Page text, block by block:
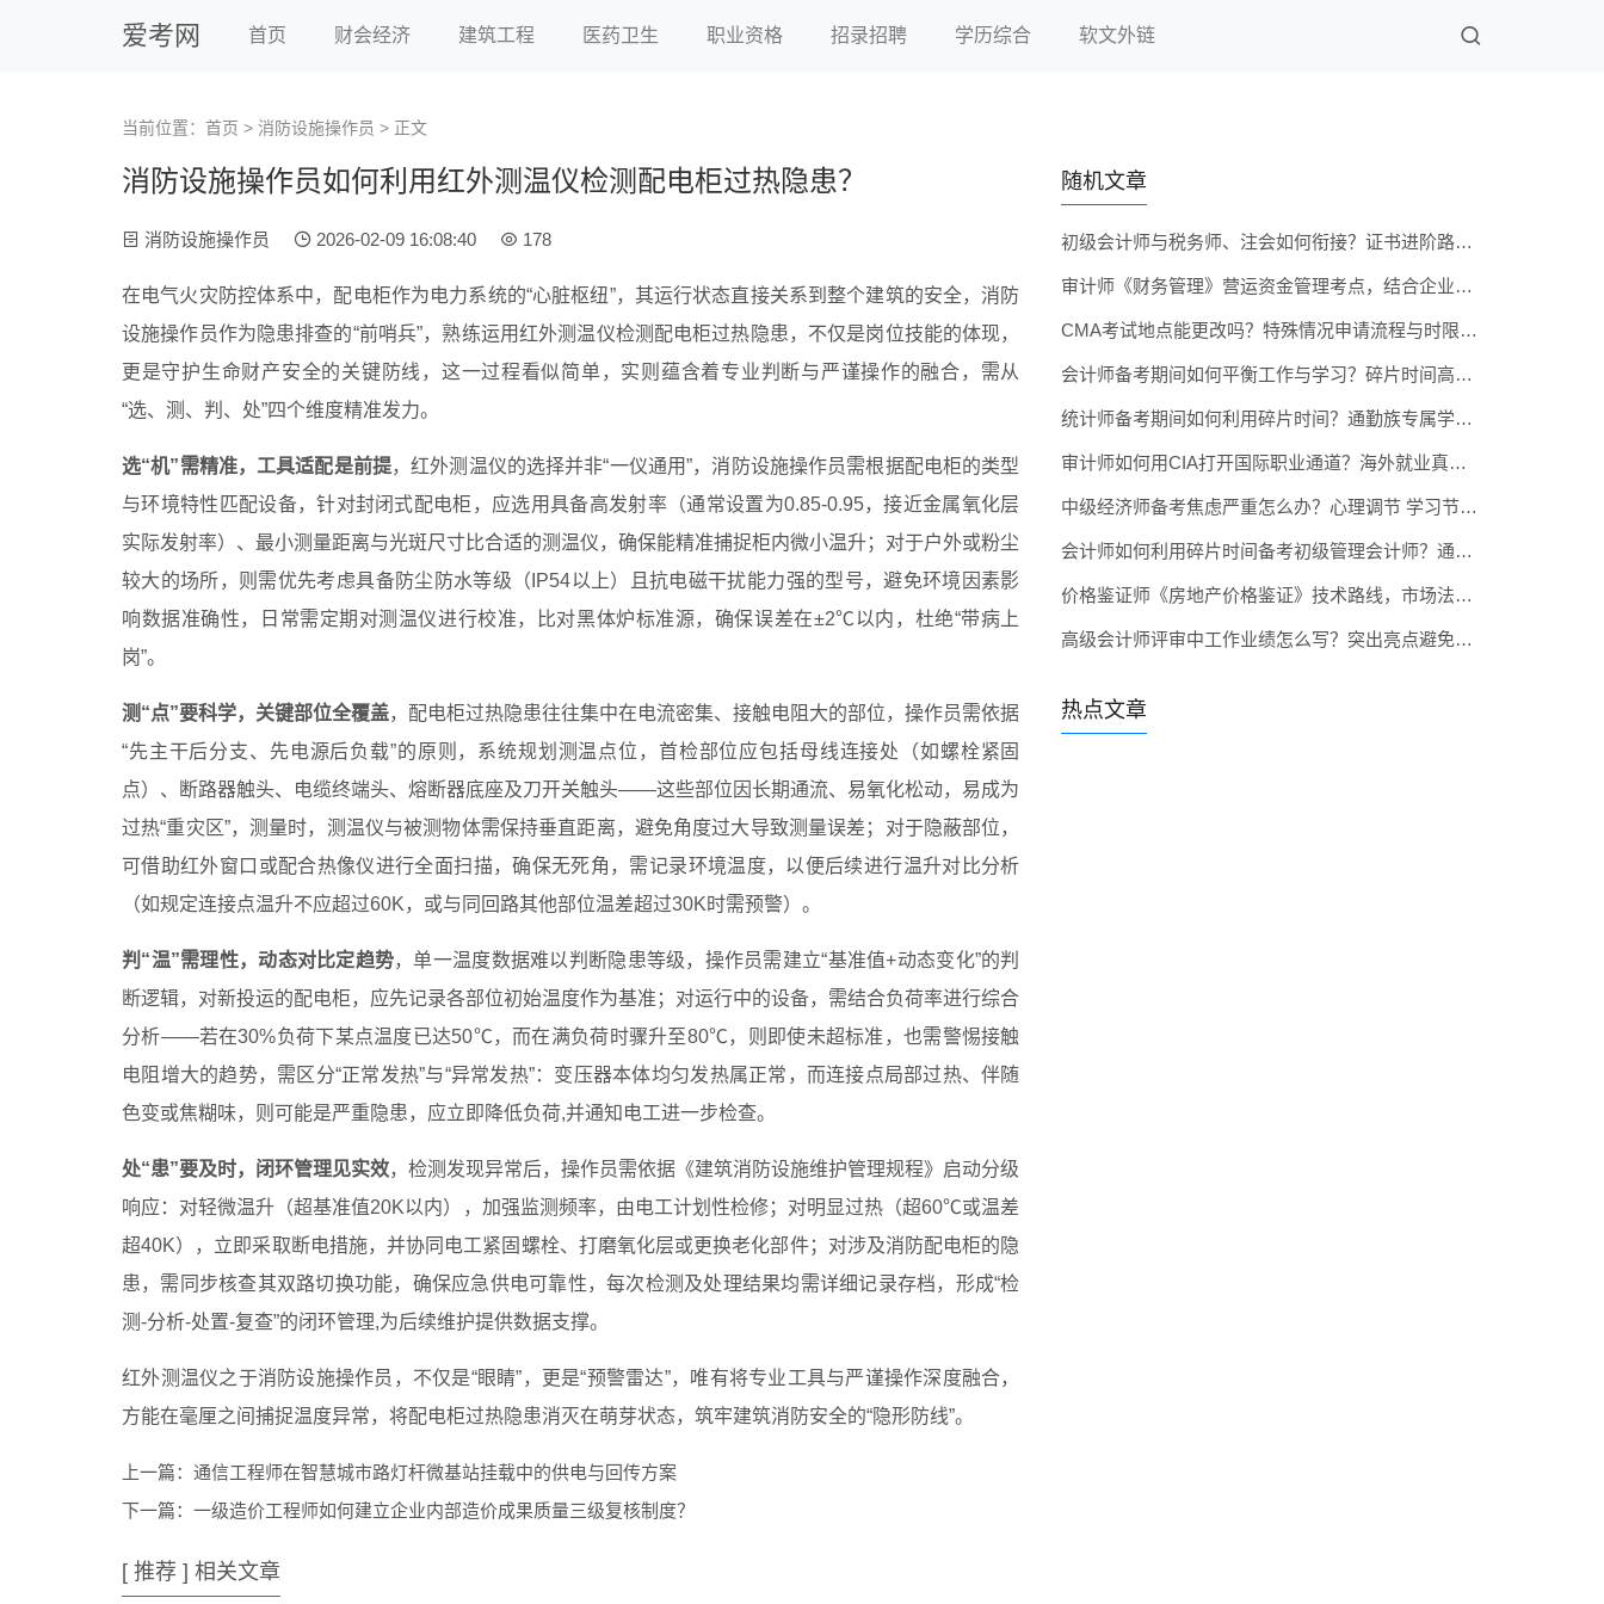
爱考网 首页 财会经济 建筑工程 医药卫生 职业资格 招录招聘 学历综合 软文外链
当前位置： 首页 > 消防设施操作员 > 正文
消防设施操作员如何利用红外测温仪检测配电柜过热隐患？
消防设施操作员 2026-02-09 16:08:40 178
在电气火灾防控体系中，配电柜作为电力系统的“心脏枢纽”，其运行状态直接关系到整个建筑的安全，消防
设施操作员作为隐患排查的“前哨兵”，熟练运用红外测温仪检测配电柜过热隐患，不仅是岗位技能的体现，
更是守护生命财产安全的关键防线，这一过程看似简单，实则蕴含着专业判断与严谨操作的融合，需从
“选、测、判、处”四个维度精准发力。
选“机”需精准，工具适配是前提，红外测温仪的选择并非“一仪通用”，消防设施操作员需根据配电柜的类型
与环境特性匹配设备，针对封闭式配电柜，应选用具备高发射率（通常设置为0.85-0.95，接近金属氧化层
实际发射率）、最小测量距离与光斑尺寸比合适的测温仪，确保能精准捕捉柜内微小温升；对于户外或粉尘
较大的场所，则需优先考虑具备防尘防水等级（IP54以上）且抗电磁干扰能力强的型号，避免环境因素影
响数据准确性，日常需定期对测温仪进行校准，比对黑体炉标准源，确保误差在±2℃以内，杜绝“带病上
岗”。
测“点”要科学，关键部位全覆盖，配电柜过热隐患往往集中在电流密集、接触电阻大的部位，操作员需依据
“先主干后分支、先电源后负载”的原则，系统规划测温点位，首检部位应包括母线连接处（如螺栓紧固
点）、断路器触头、电缆终端头、熔断器底座及刀开关触头——这些部位因长期通流、易氧化松动，易成为
过热“重灾区”，测量时，测温仪与被测物体需保持垂直距离，避免角度过大导致测量误差；对于隐蔽部位，
可借助红外窗口或配合热像仪进行全面扫描，确保无死角，需记录环境温度，以便后续进行温升对比分析
（如规定连接点温升不应超过60K，或与同回路其他部位温差超过30K时需预警）。
判“温”需理性，动态对比定趋势，单一温度数据难以判断隐患等级，操作员需建立“基准值+动态变化”的判
断逻辑，对新投运的配电柜，应先记录各部位初始温度作为基准；对运行中的设备，需结合负荷率进行综合
分析——若在30%负荷下某点温度已达50℃，而在满负荷时骤升至80℃，则即使未超标准，也需警惕接触
电阻增大的趋势，需区分“正常发热”与“异常发热”：变压器本体均匀发热属正常，而连接点局部过热、伴随
色变或焦糊味，则可能是严重隐患，应立即降低负荷,并通知电工进一步检查。
处“患”要及时，闭环管理见实效，检测发现异常后，操作员需依据《建筑消防设施维护管理规程》启动分级
响应：对轻微温升（超基准值20K以内），加强监测频率，由电工计划性检修；对明显过热（超60℃或温差
超40K），立即采取断电措施，并协同电工紧固螺栓、打磨氧化层或更换老化部件；对涉及消防配电柜的隐
患，需同步核查其双路切换功能，确保应急供电可靠性，每次检测及处理结果均需详细记录存档，形成“检
测-分析-处置-复查”的闭环管理,为后续维护提供数据支撑。
红外测温仪之于消防设施操作员，不仅是“眼睛”，更是“预警雷达”，唯有将专业工具与严谨操作深度融合，
方能在毫厘之间捕捉温度异常，将配电柜过热隐患消灭在萌芽状态，筑牢建筑消防安全的“隐形防线”。
上一篇： 通信工程师在智慧城市路灯杆微基站挂载中的供电与回传方案
下一篇： 一级造价工程师如何建立企业内部造价成果质量三级复核制度？
[ 推荐 ] 相关文章
随机文章
初级会计师与税务师、注会如何衔接？证书进阶路线图
审计师《财务管理》营运资金管理考点，结合企业实务解析
CMA考试地点能更改吗？特殊情况申请流程与时限说明
会计师备考期间如何平衡工作与学习？碎片时间高效利用术
统计师备考期间如何利用碎片时间？通勤族专属学习方案
审计师如何用CIA打开国际职业通道？海外就业真实案例
中级经济师备考焦虑严重怎么办？心理调节 学习节奏双管齐下
会计师如何利用碎片时间备考初级管理会计师？通勤族专属方案
价格鉴证师《房地产价格鉴证》技术路线，市场法收益法详解
高级会计师评审中工作业绩怎么写？突出亮点避免流水账
热点文章